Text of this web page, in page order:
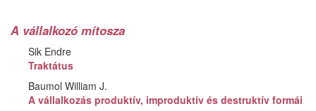
A vállalkozó mítosza
Sik Endre
Traktátus
Baumol William J.
A vállalkozás produktív, improduktív és destruktív formái